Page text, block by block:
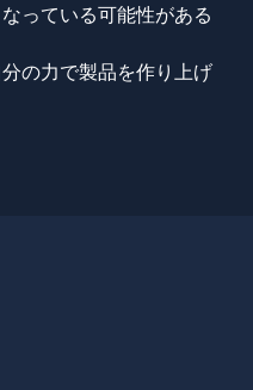
っている可能性がある
の力で製品を作り上げ